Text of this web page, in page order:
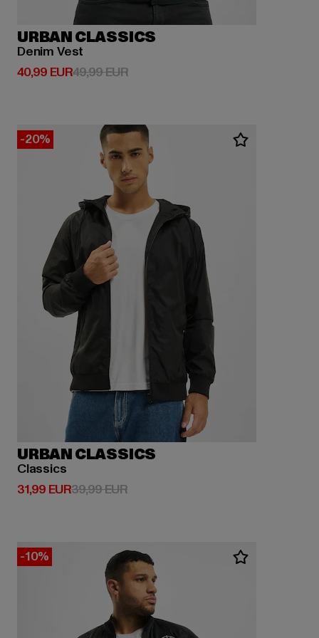
URBAN CLASSICS
Denim Vest
40,99 EUR
Derzeitiger Preis: 40,99 EUR
49,99 EURAktionspreis: 49,99 EUR
-20%
URBAN CLASSICS
Classics
31,99 EUR
Derzeitiger Preis: 31,99 EUR
39,99 EURAktionspreis: 39,99 EUR
-10%